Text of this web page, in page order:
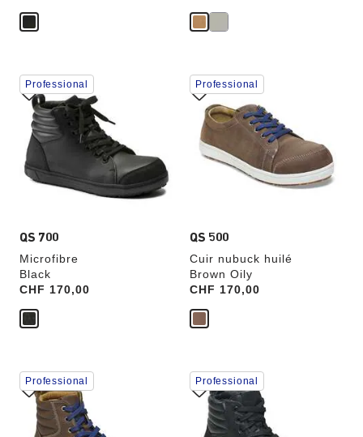
QS 700
Microfibre
Black
Price:
CHF 170,00
Cliquer
sur
les
échantillons
couleurs
modifiera
l’image
Professional
QS 500
Cuir nubuck huilé
Brown Oily
Price:
CHF 170,00
Cliquer
sur
les
échantillons
couleurs
modifiera
Professional
Cliquer
sur
les
échantillons
Professional
Cliquer
sur
les
échantillons
Professional